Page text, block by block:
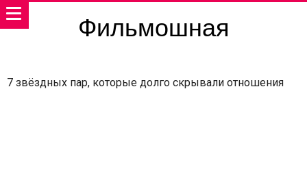
Фильмошная
7 звёздных пар, которые долго скрывали отношения